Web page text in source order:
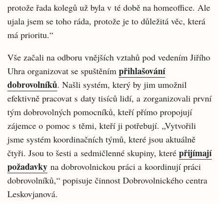
protože řada kolegů už byla v té době na homeoffice. Ale
ujala jsem se toho ráda, protože je to důležitá věc, která
má prioritu.“
Vše začali na odboru vnějších vztahů pod vedením Jiřího
Uhra organizovat se spuštěním přihlašování
dobrovolníků. Našli systém, který by jim umožnil
efektivně pracovat s daty tisíců lidí, a zorganizovali první
tým dobrovolných pomocníků, kteří přímo propojují
zájemce o pomoc s těmi, kteří ji potřebují. „Vytvořili
jsme systém koordinačních týmů, které jsou aktuálně
čtyři. Jsou to šesti a sedmičlenné skupiny, které přijímají
požadavky na dobrovolnickou práci a koordinují práci
dobrovolníků,“ popisuje činnost Dobrovolnického centra
Leskovjanová.